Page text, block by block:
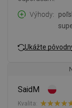
Výhody
Ukážte
SaidM
Kvalita: